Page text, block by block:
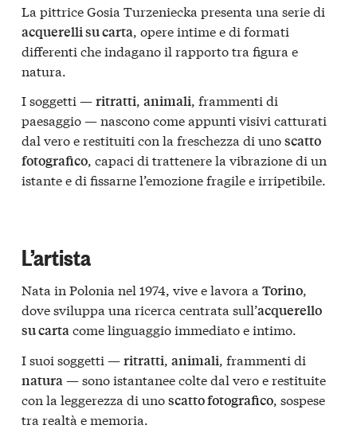
La pittriceGosia Turzeniecka presenta una serie di
acquerelli su carta, opere intime e di formati
differenti che indagano il rapporto tra figura e
natura.
I soggetti —ritratti, animali, frammenti di
paesaggio — nascono come appunti visivi catturati
dal vero e restituiti con la freschezza di unoscatto
fotografico, capaci di trattenere la vibrazione di un
istante e di fissarne l’emozione fragile e irripetibile.
L’artista
Nata in Polonia nel 1974, vive e lavora a Torino,
dove sviluppa una ricerca centrata sull’acquerello
su cartacome linguaggio immediato e intimo.
I suoi soggetti —ritratti, animali, frammenti di
natura— sono istantanee colte dal vero e restituite
con la leggerezza di unoscatto fotografico, sospese
tra realtà e memoria.